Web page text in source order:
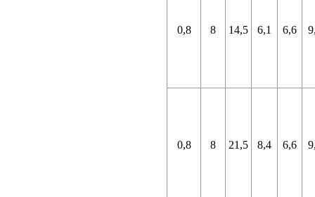
0,8 8 14,5 6,1 6,6
0,8 8 21,5 8,4 6,6